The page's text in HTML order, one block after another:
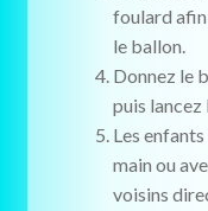
foulard afin
le ballon.
Donnez le
puis lancez
Les
main ou
voisins